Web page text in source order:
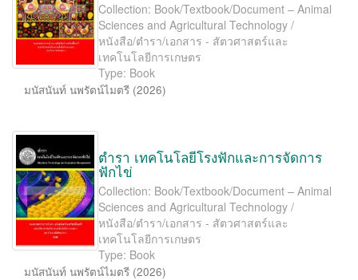
Collection: Book/Textbook/Document – Animal
Sciences and Agricultural Technology /
หนังสือ/ตำรา/เอกสาร - สัตวศาสตร์และ
เทคโนโลยีการเกษตร
Type: Book
มนัสนันท์ นพรัตน์ไมตรี (2026)
ตำรา เทคโนโลยีโรงฟักและการจัดการ
ฟักไข่
Collection: Book/Textbook/Document – Animal
Sciences and Agricultural Technology /
หนังสือ/ตำรา/เอกสาร - สัตวศาสตร์และ
เทคโนโลยีการเกษตร
Type: Book
มนัสนันท์ นพรัตน์ไมตรี (2026)